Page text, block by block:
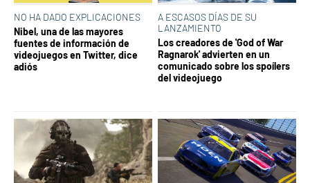
NO HA DADO EXPLICACIONES
Nibel, una de las mayores
fuentes de información de
videojuegos en Twitter, dice
adiós
A ESCASOS DÍAS DE SU
LANZAMIENTO
Los creadores de 'God of War
Ragnarok' advierten en un
comunicado sobre los spoílers
del videojuego